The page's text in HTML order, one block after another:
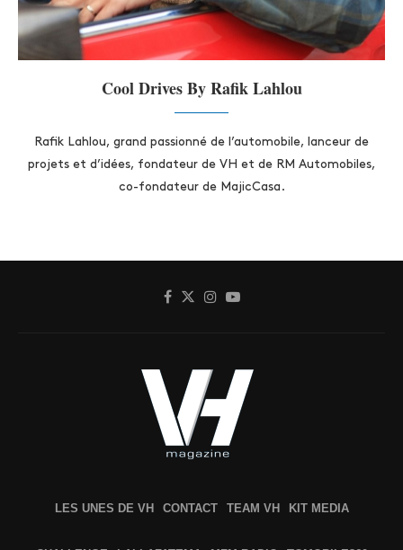
Cool Drives By Rafik Lahlou
Rafik Lahlou, grand passionné de l’automobile, lanceur de
projets et d’idées, fondateur de VH et de RM Automobiles,
co-fondateur de MajicCasa.
LES UNES DE VH CONTACT TEAM VH KIT MEDIA